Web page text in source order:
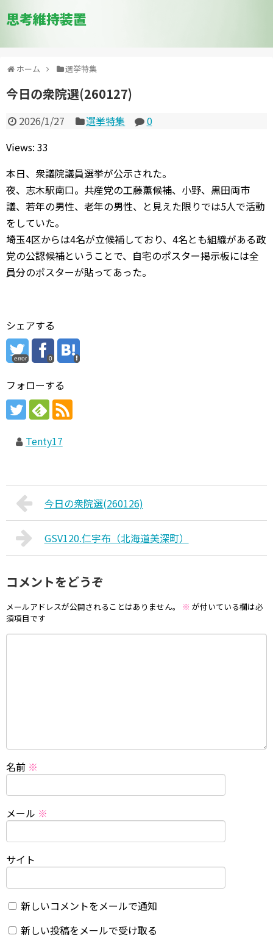
思考維持装置
ホーム 選挙特集
今日の衆院選(260127)
2026/1/27 選挙特集
0
Views: 33
本日、衆議院議員選挙が公示された。
夜、志木駅南口。共産党の工藤薫候補、小野、黒田両市
議、若年の男性、老年の男性、と見えた限りでは5人で活動
をしていた。
埼玉4区からは4名が立候補しており、4名とも組織がある政
党の公認候補ということで、自宅のポスター掲示板には全
員分のポスターが貼ってあった。
シェアする
error 0
フォローする
Tenty17
今日の衆院選(260126)
GSV120.仁宇布（北海道美深町）
コメントをどうぞ
メールアドレスが公開されることはありません。 ※ が付いている欄は必
須項目です
名前 ※
メール ※
サイト
新しいコメントをメールで通知
新しい投稿をメールで受け取る